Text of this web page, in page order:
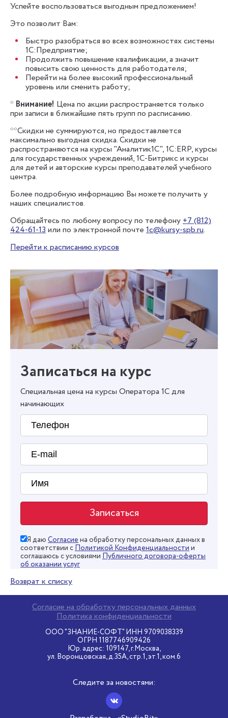
Успейте воспользоваться выгодным предложением!
Это позволит Вам:
Быстро разобраться во всех возможностях системы
1С:Предприятие;
Продолжить повышение квалификации, а значит
повысить свою ценность для работодателя;
Перейти на более высокий профессиональный
уровень или сменить работу;
* Внимание! Цена по акции распространяется только
при записи в ближайшие пять групп по расписанию.
**Скидки не суммируются, но предоставляется
максимально выгодная скидка. Скидки не
распространяются на курсы "Аналитик1С", 1С:ERP, курсы
для государственных учреждений, 1С-Битрикс и курсы
для детей и авторские курсы преподавателей учебного
центра.
Более подробную информацию Вы можете получить у
наших специалистов.
Обращайтесь по любому вопросу по телефону+7 (812)
424-61-13или по электронной почте 1c@kursy-spb.ru.
Перейти к расписанию курсов
Записаться на курс
Специальная цена на курсы Оператора 1С для
начинающих
Я даю Согласиена обработку персональных данных в
соответствии сПолитикой Конфиденциальностии
соглашаюсь с условиями Публичного договора-оферты
об оказании услуг
Возврат к списку
Согласие на обработку персональных данных
Политика конфиденциальности
ООО "ЗНАНИЕ-СОФТ" ИНН 9709038339
ОГРН 1187746909426
Юр. адрес: 109147, г.Москва,
ул. Воронцовская, д.35А, стр.1, эт.1, ком.6
Следите за новостями: